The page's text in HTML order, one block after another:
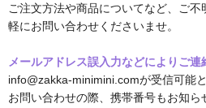
ご注文方法や商品についてなど、ご
軽にお問い合わせくださいませ。
メールアドレス誤入力などによりご連
info@zakka-minimini.comが受信可能
お問い合わせの際、携帯番号もお知ら